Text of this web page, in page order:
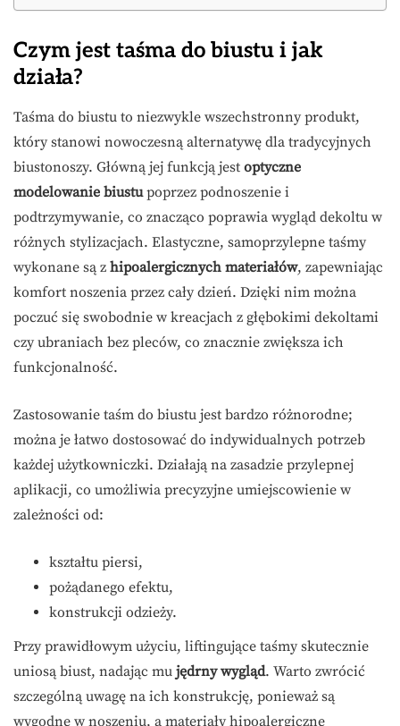
Czym jest taśma do biustu i jak
działa?
Taśma do biustu to niezwykle wszechstronny produkt,
który stanowi nowoczesną alternatywę dla tradycyjnych
biustonoszy. Główną jej funkcją jest optyczne
modelowanie biustupoprzez podnoszenie i
podtrzymywanie, co znacząco poprawia wygląd dekoltu w
różnych stylizacjach. Elastyczne, samoprzylepne taśmy
wykonane są z hipoalergicznych materiałów, zapewniając
komfort noszenia przez cały dzień. Dzięki nim można
poczuć się swobodnie w kreacjach z głębokimi dekoltami
czy ubraniach bez pleców, co znacznie zwiększa ich
funkcjonalność.
Zastosowanie taśm do biustu jest bardzo różnorodne;
można je łatwo dostosować do indywidualnych potrzeb
każdej użytkowniczki. Działają na zasadzie przylepnej
aplikacji, co umożliwia precyzyjne umiejscowienie w
zależności od:
kształtu piersi,
pożądanego efektu,
konstrukcji odzieży.
Przy prawidłowym użyciu, liftingujące taśmy skutecznie
uniosą biust, nadając mu jędrny wygląd. Warto zwrócić
szczególną uwagę na ich konstrukcję, ponieważ są
wygodne w noszeniu, a materiały hipoalergiczne